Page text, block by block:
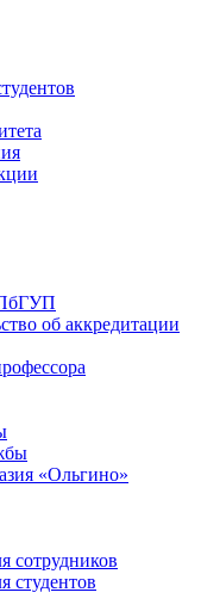
об аккредитации
«Ольгино»
сотрудников
студентов